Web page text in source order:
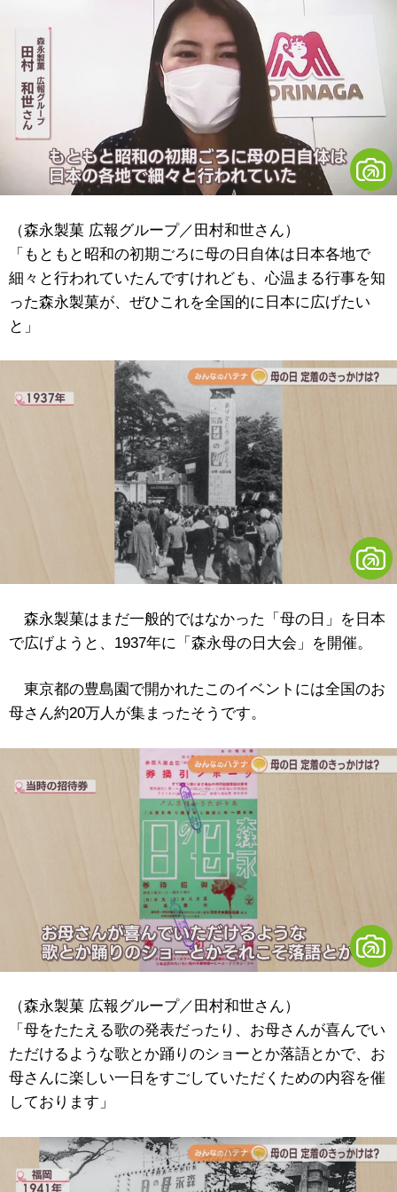
（森永製菓 広報グループ／田村和世さん）
「もともと昭和の初期ごろに母の日自体は日本各地で
細々と行われていたんですけれども、心温まる行事を知
った森永製菓が、ぜひこれを全国的に日本に広げたい
と」
森永製菓はまだ一般的ではなかった「母の日」を日本
で広げようと、1937年に「森永母の日大会」を開催。
東京都の豊島園で開かれたこのイベントには全国のお
母さん約20万人が集まったそうです。
（森永製菓 広報グループ／田村和世さん）
「母をたたえる歌の発表だったり、お母さんが喜んでい
ただけるような歌とか踊りのショーとか落語とかで、お
母さんに楽しい一日をすごしていただくための内容を催
しております」